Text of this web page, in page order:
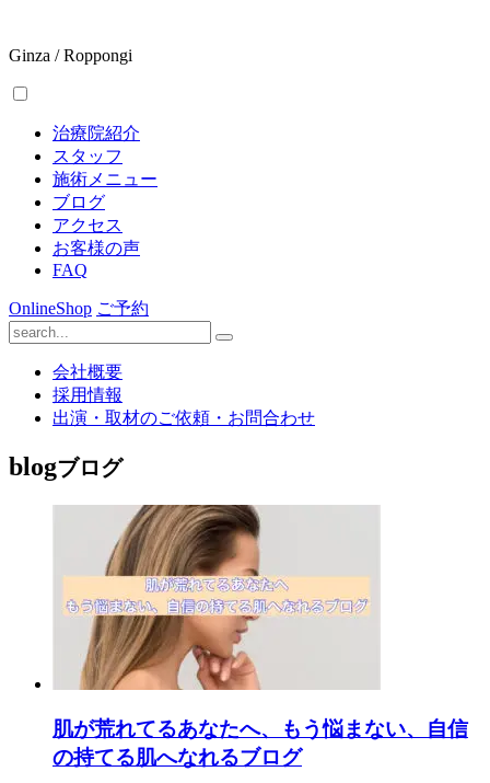
Ginza / Roppongi
治療院紹介
スタッフ
施術メニュー
ブログ
アクセス
お客様の声
FAQ
OnlineShop ご予約
会社概要
採用情報
出演・取材のご依頼・お問合わせ
blogブログ
肌が荒れてるあなたへ、もう悩まない、自信
の持てる肌へなれるブログ